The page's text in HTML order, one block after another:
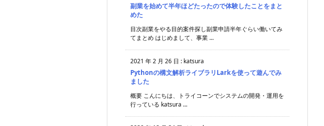
副業を始めて半年ほどたったので体験したことをまと
めた
目次副業をやる目的案件探し副業申請半年ぐらい働いてみ
てまとめ はじめまして、事業 ...
2021 年 2 月 26 日 : katsura
Pythonの構文解析ライブラリLarkを使って遊んでみ
ました
概要 こんにちは、トライコーンでシステムの開発・運用を
行っている katsura ...